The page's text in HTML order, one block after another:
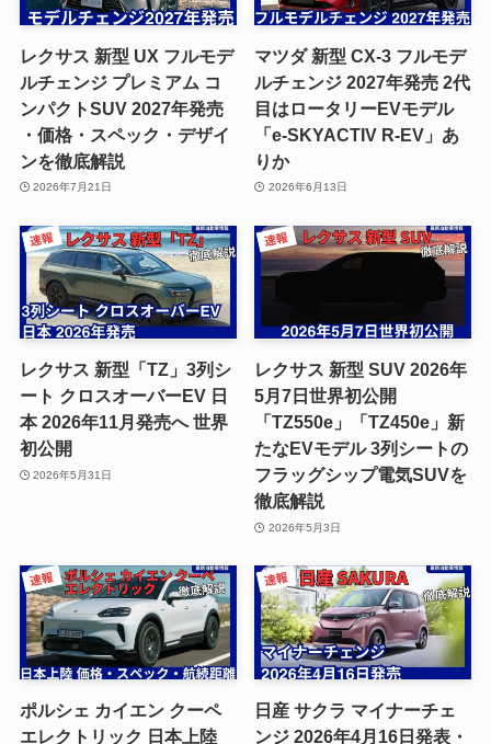
レクサス 新型 UX フルモデ
ルチェンジ プレミアム コ
ンパクトSUV 2027年発売
・価格・スペック・デザイ
ンを徹底解説
2026年7月21日
マツダ 新型 CX-3 フルモデ
ルチェンジ 2027年発売 2代
目はロータリーEVモデル
「e-SKYACTIV R-EV」あ
りか
2026年6月13日
レクサス 新型「TZ」3列シ
ート クロスオーバーEV 日
本 2026年11月発売へ 世界
初公開
2026年5月31日
レクサス 新型 SUV 2026年
5月7日世界初公開
「TZ550e」「TZ450e」新
たなEVモデル 3列シートの
フラッグシップ電気SUVを
徹底解説
2026年5月3日
ポルシェ カイエン クーペ
エレクトリック 日本上陸
日産 サクラ マイナーチェ
ンジ 2026年4月16日発表・